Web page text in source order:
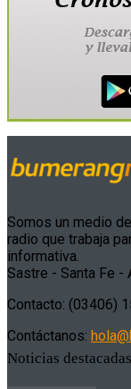
Somos un medio
radio que trabaja
informativa.
Sastre - Santa Fe -
Contacto: (03406)
Contáctanos:
Noticias destacadas